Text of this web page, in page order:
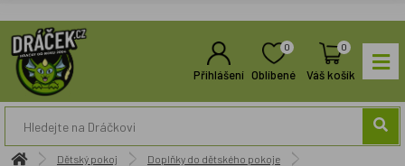
Přihlášení
0
Oblíbené
0
Váš košík
Dětský pokoj
Doplňky do dětského pokoje